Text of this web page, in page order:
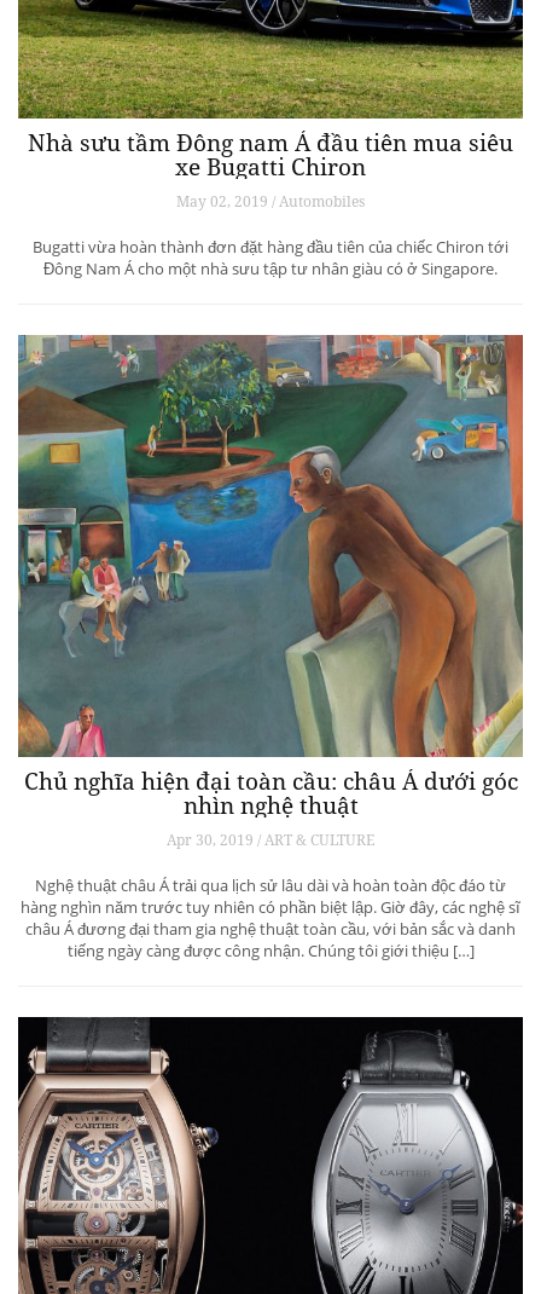
Nhà sưu tầm Đông nam Á đầu tiên mua siêu
xe Bugatti Chiron
May 02, 2019 / Automobiles
Bugatti vừa hoàn thành đơn đặt hàng đầu tiên của chiếc Chiron tới
Đông Nam Á cho một nhà sưu tập tư nhân giàu có ở Singapore.
Chủ nghĩa hiện đại toàn cầu: châu Á dưới góc
nhìn nghệ thuật
Apr 30, 2019 / ART & CULTURE
Nghệ thuật châu Á trải qua lịch sử lâu dài và hoàn toàn độc đáo từ
hàng nghìn năm trước tuy nhiên có phần biệt lập. Giờ đây, các nghệ sĩ
châu Á đương đại tham gia nghệ thuật toàn cầu, với bản sắc và danh
tiếng ngày càng được công nhận. Chúng tôi giới thiệu […]